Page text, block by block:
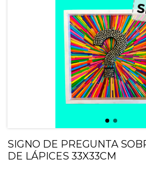
SIGNO DE PREGUNTA
DE LÁPICES 33X33CM